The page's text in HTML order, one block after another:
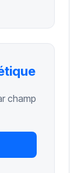
champ